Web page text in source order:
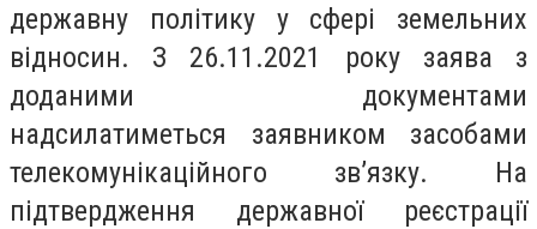
державну політику у сфері земельних
відносин. З 26.11.2021 року заява з
доданими документами
надсилатиметься заявником засобами
телекомунікаційного зв’язку. На
підтвердження державної реєстрації